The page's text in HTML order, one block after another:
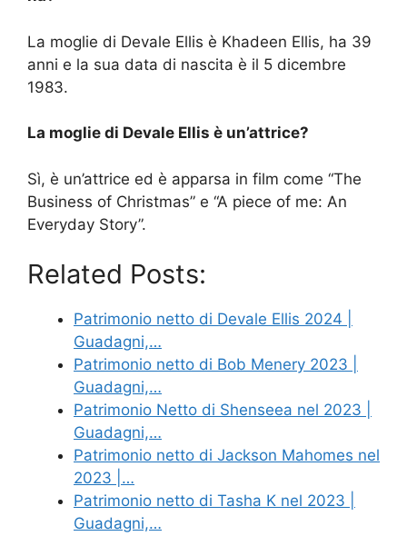
La moglie di Devale Ellis è Khadeen Ellis, ha 39
anni e la sua data di nascita è il 5 dicembre
1983.
La moglie di Devale Ellis è un’attrice?
Sì, è un’attrice ed è apparsa in film come “The
Business of Christmas” e “A piece of me: An
Everyday Story”.
Related Posts:
Patrimonio netto di Devale Ellis 2024 |
Guadagni,…
Patrimonio netto di Bob Menery 2023 |
Guadagni,…
Patrimonio Netto di Shenseea nel 2023 |
Guadagni,…
Patrimonio netto di Jackson Mahomes nel
2023 |…
Patrimonio netto di Tasha K nel 2023 |
Guadagni,…